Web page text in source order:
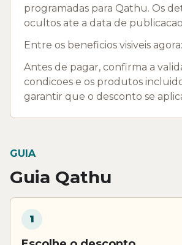
programadas para Qathu. Os
ocultos ate a data de
Entre os beneficios visiveis
Antes de pagar, confirma a
condicoes e os produtos
garantir que o desconto se
GUIA
Guia Qathu
1